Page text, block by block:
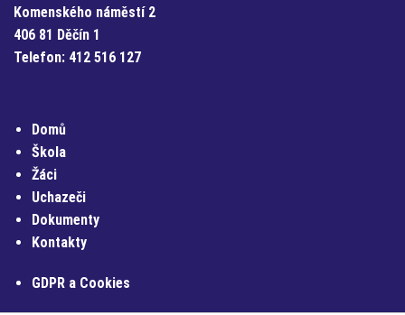
Komenského náměstí 2
406 81 Děčín 1
Telefon: 412 516 127
Domů
Škola
Žáci
Uchazeči
Dokumenty
Kontakty
GDPR a Cookies